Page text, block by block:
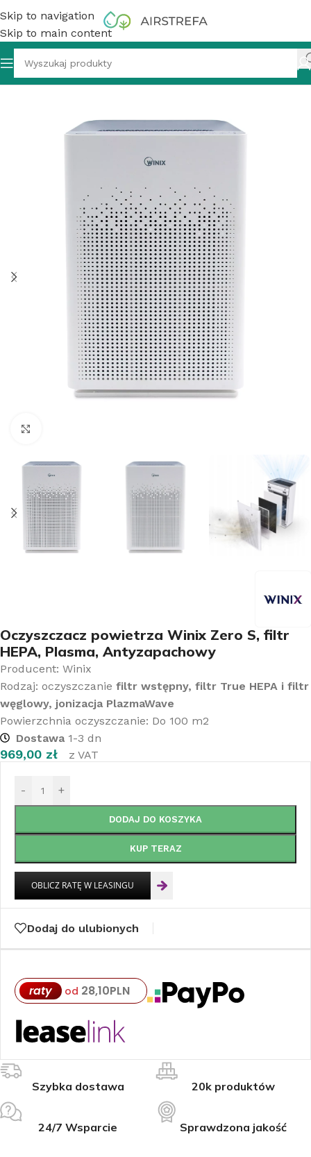
Skip to navigation
Skip to main content
Winix Zero S, filtr HEPA, Plasma, Antyzapachowy
Oczyszczacz powietrza Winix Zero S, filtr
HEPA, Plasma, Antyzapachowy
Producent: Winix
Rodzaj: oczyszczanie filtr wstępny, filtr True HEPA i filtr
węglowy, jonizacja PlazmaWave
Powierzchnia oczyszczanie: Do 100 m2
Dostawa1-3 dn
969,00 zł z VAT
- +
DODAJ DO KOSZYKA
KUP TERAZ
Dodaj do ulubionych
raty od 28,10PLN
Szybka dostawa 20k produktów
24/7 Wsparcie Sprawdzona jakość